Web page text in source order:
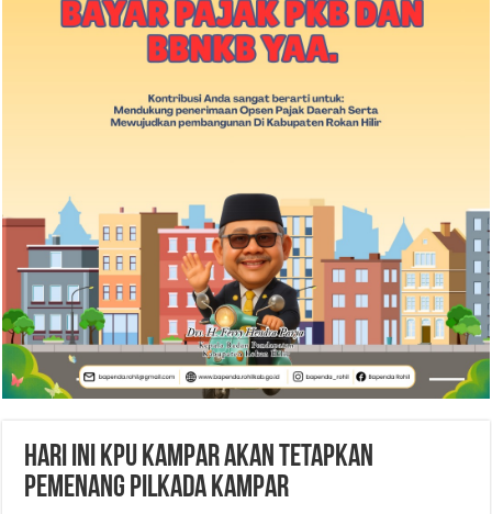
Hari Ini KPU Kampar akan Tetapkan
Pemenang Pilkada Kampar